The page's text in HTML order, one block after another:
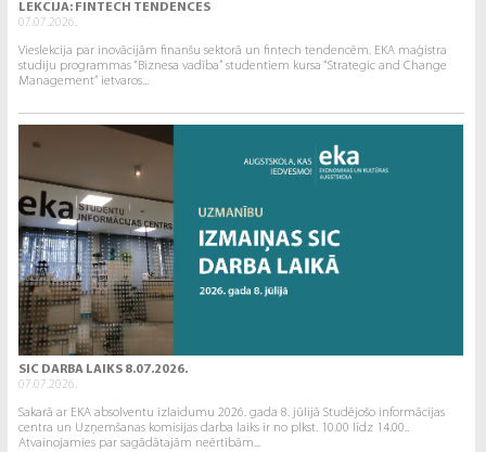
LEKCIJA: FINTECH TENDENCES
07.07.2026.
Vieslekcija par inovācijām finanšu sektorā un fintech tendencēm. EKA maģistra
studiju programmas “Biznesa vadība” studentiem kursa “Strategic and Change
Management” ietvaros...
SIC DARBA LAIKS 8.07.2026.
07.07.2026.
Sakarā ar EKA absolventu izlaidumu 2026. gada 8. jūlijā Studējošo informācijas
centra un Uzņemšanas komisijas darba laiks ir no plkst. 10.00 līdz 14.00..
Atvainojamies par sagādātajām neērtībām...